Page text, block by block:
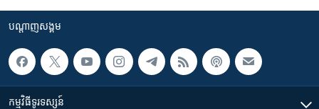
បណ្តាញ​សង្គម
កម្មវិធី​ទូរទស្សន៍